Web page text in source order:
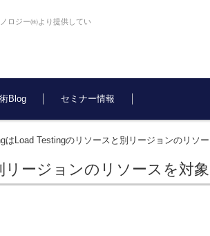
ロジー㈱より提供してい
Blog セミナー情報
はLoad Testingのリソースと別リージョンのリソ
ージョンのリソースを対